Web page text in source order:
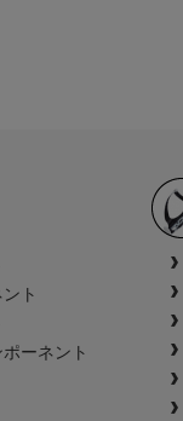
ト
ーネント